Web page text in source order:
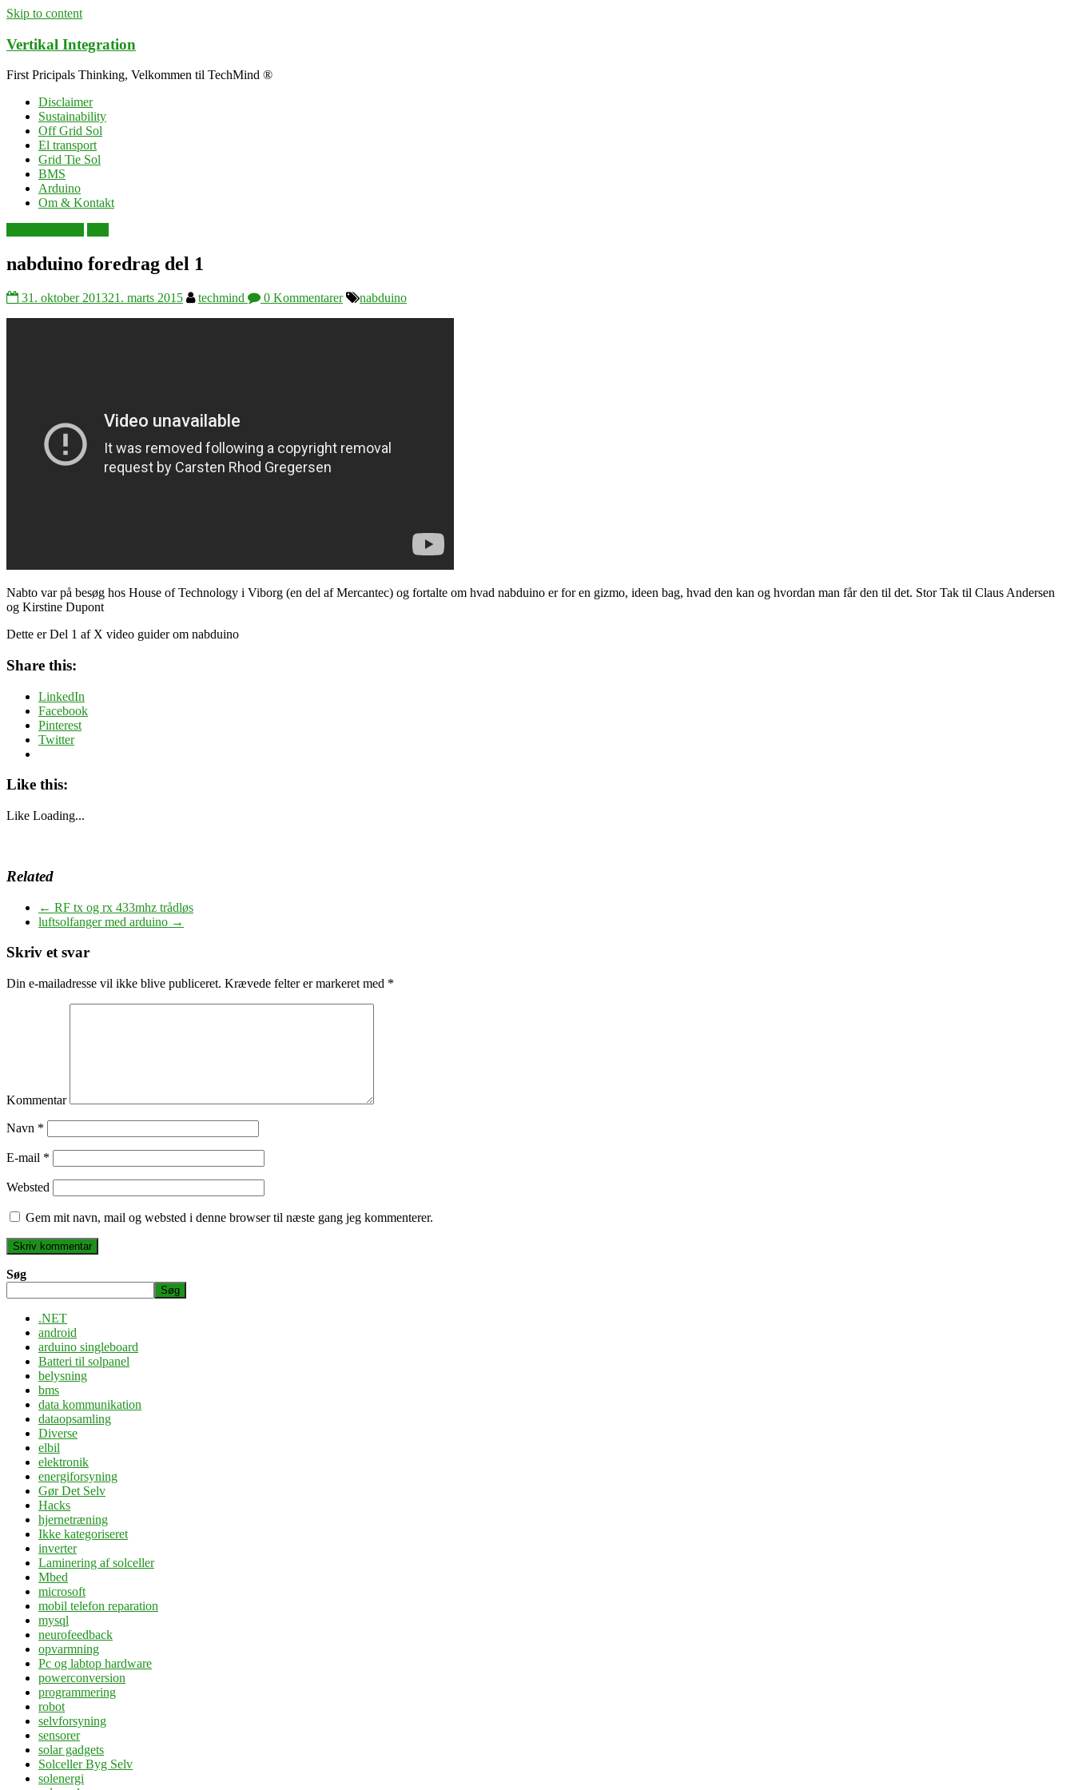
Skip to content
Vertikal Integration
First Pricipals Thinking, Velkommen til TechMind ®
Disclaimer
Sustainability
Off Grid Sol
El transport
Grid Tie Sol
BMS
Arduino
Om & Kontakt
nabduino foredrag del 1
31. oktober 201321. marts 2015 techmind 0 Kommentarer nabduino
Nabto var på besøg hos House of Technology i Viborg (en del af Mercantec) og fortalte om hvad nabduino er for en gizmo, ideen bag, hvad den kan og hvordan man får den til det. Stor Tak til Claus Andersen
og Kirstine Dupont
Dette er Del 1 af X video guider om nabduino
Share this:
LinkedIn
Facebook
Pinterest
Twitter
Like this:
Like Loading...
Related
← RF tx og rx 433mhz trådløs
luftsolfanger med arduino →
Skriv et svar
Din e-mailadresse vil ikke blive publiceret. Krævede felter er markeret med *
Kommentar
Navn *
E-mail *
Websted
Gem mit navn, mail og websted i denne browser til næste gang jeg kommenterer.
Søg
Søg
.NET
android
arduino singleboard
Batteri til solpanel
belysning
bms
data kommunikation
dataopsamling
Diverse
elbil
elektronik
energiforsyning
Gør Det Selv
Hacks
hjernetræning
Ikke kategoriseret
inverter
Laminering af solceller
Mbed
microsoft
mobil telefon reparation
mysql
neurofeedback
opvarmning
Pc og labtop hardware
powerconversion
programmering
robot
selvforsyning
sensorer
solar gadgets
Solceller Byg Selv
solenergi